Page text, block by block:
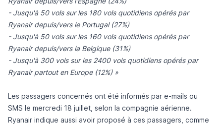
- Jusqu'à 50 vols sur les 180 vols quotidiens opérés par
Ryanair depuis/vers le Portugal (27%)
- Jusqu'à 50 vols sur les 160 vols quotidiens opérés par
Ryanair depuis/vers la Belgique (31%)
- Jusqu'à 300 vols sur les 2400 vols quotidiens opérés par
Ryanair partout en Europe (12%) »
Les passagers concernés ont été informés par e-mails ou
SMS le mercredi 18 juillet, selon la compagnie aérienne.
Ryanair indique aussi avoir proposé à ces passagers, comme